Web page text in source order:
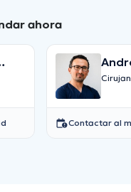
ahora
Contactar al